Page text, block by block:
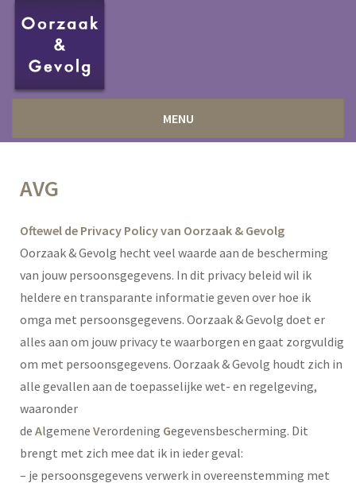
verder
hoofdinhoud
Oorzaak
&
Gevolg
Bewustwording,
duurzame
MENU
AVG
Oftewel de Privacy Policy van Oorzaak & Gevolg
Oorzaak & Gevolg hecht veel waarde aan de bescherming
van jouw persoonsgegevens. In dit privacy beleid wil ik
heldere en transparante informatie geven over hoe ik
omga met persoonsgegevens. Oorzaak & Gevolg doet er
alles aan om jouw privacy te waarborgen en gaat zorgvuldig
om met persoonsgegevens. Oorzaak & Gevolg houdt zich in
alle gevallen aan de toepasselijke wet- en regelgeving,
waaronder
de Algemene Verordening Gegevensbescherming. Dit
brengt met zich mee dat ik in ieder geval:
– je persoonsgegevens verwerk in overeenstemming met